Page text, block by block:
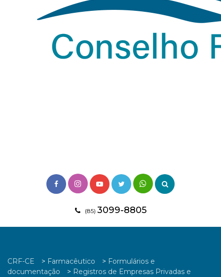
(85) 3099-8805
CRF-CE > Farmacêutico > Formulários e
documentação
> Registros de Empresas Privadas e